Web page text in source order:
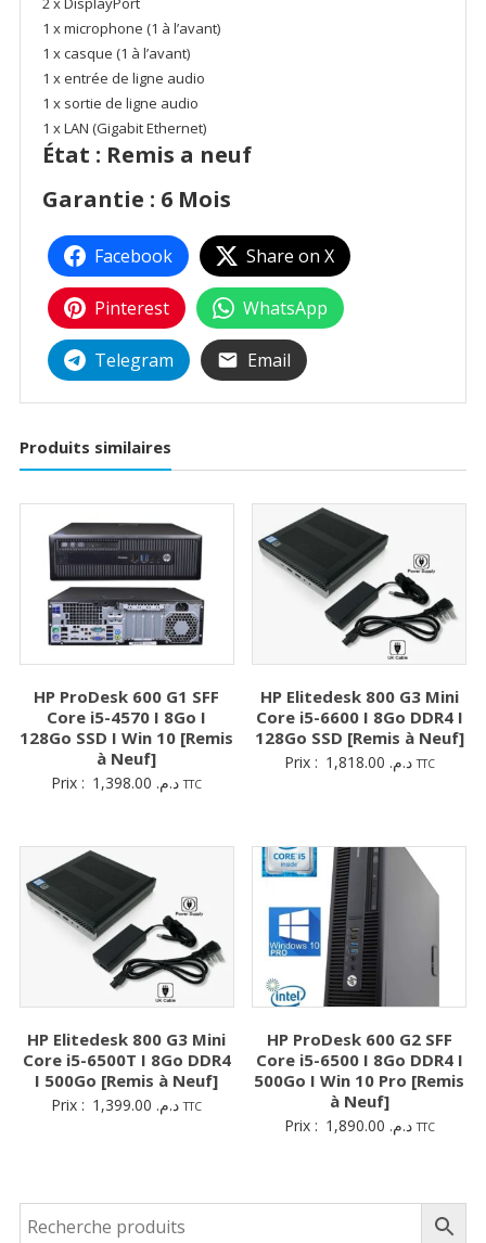
1 x microphone (1 à l’avant)
1 x casque (1 à l’avant)
1 x entrée de ligne audio
1 x sortie de ligne audio
1 x LAN (Gigabit Ethernet)
État : Remis a neuf
Garantie : 6 Mois
Facebook Share on X
Pinterest WhatsApp
Telegram Email
Produits similaires
HP ProDesk 600 G1 SFF
Core i5-4570 I 8Go I
128Go SSD I Win 10 [Remis
à Neuf]
Prix : د.م. TTC
HP Elitedesk 800 G3 Mini
Core i5-6600 I 8Go DDR4 I
128Go SSD [Remis à Neuf]
Prix : د.م. TTC
HP Elitedesk 800 G3 Mini
Core i5-6500T I 8Go DDR4
I 500Go [Remis à Neuf]
Prix : د.م. TTC
HP ProDesk 600 G2 SFF
Core i5-6500 I 8Go DDR4 I
500Go I Win 10 Pro [Remis
à Neuf]
Prix : د.م. TTC